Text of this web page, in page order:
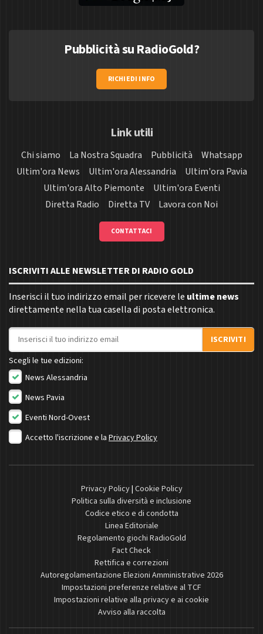
Pubblicità su RadioGold?
RICHIEDI INFO
Link utili
Chi siamo La Nostra Squadra Pubblicità
Whatsapp
Ultim'ora News
Ultim'ora Alessandria
Ultim'ora Pavia
Ultim'ora Alto Piemonte
Ultim'ora Eventi
Diretta Radio
Diretta TV Lavora con Noi
CONTATTACI
ISCRIVITI ALLE NEWSLETTER DI RADIO GOLD
Inserisci il tuo indirizzo email per ricevere le ultime news
direttamente nella tua casella di posta elettronica.
Indirizzo email
ISCRIVITI
Scegli le tue edizioni:
News Alessandria
News Pavia
Eventi Nord-Ovest
Accetto l'iscrizione e la Privacy Policy
Privacy Policy| Cookie Policy
Politica sulla diversità e inclusione
Codice etico e di condotta
Linea Editoriale
Regolamento giochi RadioGold
Fact Check
Rettifica e correzioni
Autoregolamentazione Elezioni Amministrative 2026
Impostazioni preferenze relative al TCF
Impostazioni relative alla privacy e ai cookie
Avviso alla raccolta